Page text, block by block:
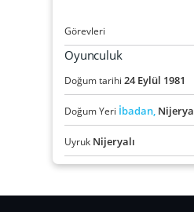
Görevleri
Oyunculuk
Doğum tarihi 24Eylül 1981
Doğum Yeri İbadan, Nijerya
Uyruk Nijeryalı